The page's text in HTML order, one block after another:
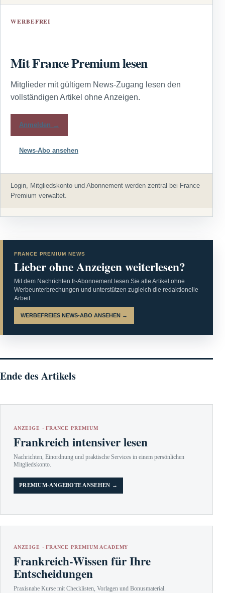
WERBEFREI
Mit France Premium lesen
Mitglieder mit gültigem News-Zugang lesen den
vollständigen Artikel ohne Anzeigen.
Anmelden →
News-Abo ansehen
Login, Mitgliedskonto und Abonnement werden zentral bei France
Premium verwaltet.
FRANCE PREMIUM NEWS
Lieber ohne Anzeigen weiterlesen?
Mit dem Nachrichten.fr-Abonnement lesen Sie alle Artikel ohne
Werbeunterbrechungen und unterstützen zugleich die redaktionelle
Arbeit.
WERBEFREIES NEWS-ABO ANSEHEN →
Ende des Artikels
ANZEIGE · FRANCE PREMIUM
Frankreich intensiver lesen
Nachrichten, Einordnung und praktische Services in einem persönlichen
Mitgliedskonto.
PREMIUM-ANGEBOTE ANSEHEN →
ANZEIGE · FRANCE PREMIUM ACADEMY
Frankreich-Wissen für Ihre
Entscheidungen
Praxisnahe Kurse mit Checklisten, Vorlagen und Bonusmaterial.